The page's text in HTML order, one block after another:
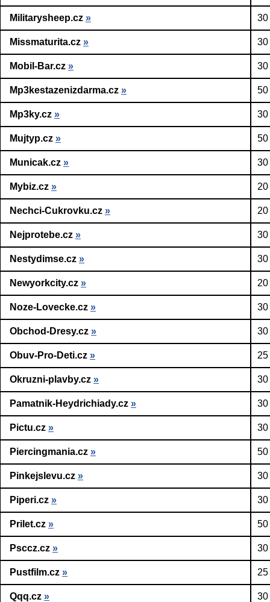
Militarysheep.cz » 30
Missmaturita.cz » 30
Mobil-Bar.cz » 30
Mp3kestazenizdarma.cz » 50
Mp3ky.cz » 30
Mujtyp.cz » 50
Municak.cz » 30
Mybiz.cz »
Nechci-Cukrovku.cz »
Nejprotebe.cz » 30
Nestydimse.cz » 30
Newyorkcity.cz »
Noze-Lovecke.cz » 30
Obchod-Dresy.cz » 30
Obuv-Pro-Deti.cz »
Okruzni-plavby.cz » 30
Pamatnik-Heydrichiady.cz » 30
Pictu.cz » 30
Piercingmania.cz » 50
Pinkejslevu.cz » 30
Piperi.cz » 30
Prilet.cz » 50
Psccz.cz » 30
Pustfilm.cz »
Qqq.cz » 30